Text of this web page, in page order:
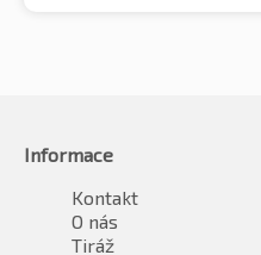
Informace
Kontakt
O nás
Tiráž